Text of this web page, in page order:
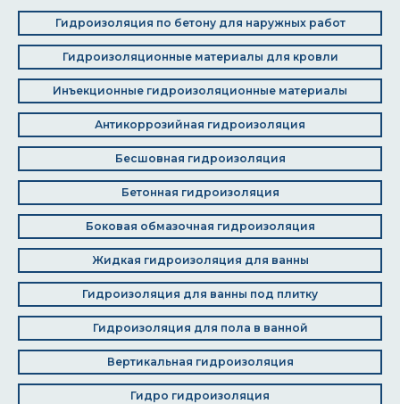
Гидроизоляция по бетону для наружных работ
Гидроизоляционные материалы для кровли
Инъекционные гидроизоляционные материалы
Антикоррозийная гидроизоляция
Бесшовная гидроизоляция
Бетонная гидроизоляция
Боковая обмазочная гидроизоляция
Жидкая гидроизоляция для ванны
Гидроизоляция для ванны под плитку
Гидроизоляция для пола в ванной
Вертикальная гидроизоляция
Гидро гидроизоляция